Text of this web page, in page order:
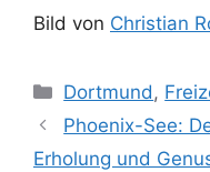
Bild von Christian
Kategorien
Dortmund ,
Phoenix-See:
Erholung und